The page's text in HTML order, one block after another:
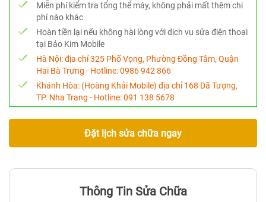
Miễn phí kiểm tra tổng thể máy, không phải mất thêm chi
phí nào khác
Hoàn tiền lại nếu không hài lòng với dịch vụ sửa điện thoại
tại Bảo Kim Mobile
Hà Nội:địa chỉ 325 Phố Vọng, Phường Đồng Tâm, Quận
Hai Bà Trưng - Hotline:0986 942 866
Khánh Hòa: (Hoàng Khải Mobile) địa chỉ 168 Dã Tượng,
TP. Nha Trang - Hotline:091 138 5678
Đặt lịch sửa chữa ngay
Thông Tin Sửa Chữa